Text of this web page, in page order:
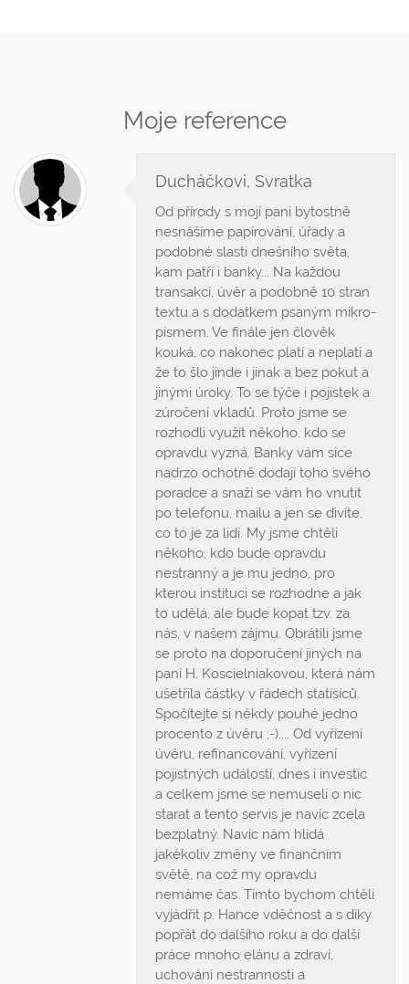
Moje reference
Ducháčkovi, Svratka
Od přírody s mojí paní bytostně
nesnášíme papírování, úřady a
podobné slasti dnešního světa,
kam patří i banky... Na každou
transakci, úvěr a podobně 10 stran
textu a s dodatkem psaným mikro-
písmem. Ve finále jen člověk
kouká, co nakonec platí a neplatí a
že to šlo jinde i jinak a bez pokut a
jinými úroky. To se týče i pojistek a
zúročení vkladů. Proto jsme se
rozhodli využít někoho, kdo se
opravdu vyzná. Banky vám sice
nadrzo ochotně dodají toho svého
poradce a snaží se vám ho vnutit
po telefonu, mailu a jen se divíte,
co to je za lidi. My jsme chtěli
někoho, kdo bude opravdu
nestranný a je mu jedno, pro
kterou instituci se rozhodne a jak
to udělá, ale bude kopat tzv. za
nás, v našem zájmu. Obrátili jsme
se proto na doporučení jiných na
paní H. Koscielniakovou, která nám
ušetřila částky v řádech statisíců.
Spočítejte si někdy pouhé jedno
procento z úvěru ;-).... Od vyřízení
úvěru, refinancování, vyřízení
pojistných událostí, dnes i investic
a celkem jsme se nemuseli o nic
starat a tento servis je navíc zcela
bezplatný. Navíc nám hlídá
jakékoliv změny ve finančním
světě, na což my opravdu
nemáme čas. Tímto bychom chtěli
vyjádřit p. Hance vděčnost a s díky
popřát do dalšího roku a do další
práce mnoho elánu a zdraví,
uchování nestrannosti a